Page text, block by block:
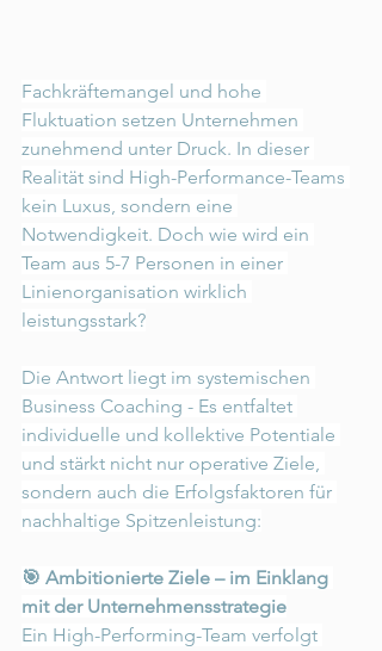
Fachkräftemangel und hohe
Fluktuation setzen Unternehmen
zunehmend unter Druck. In dieser
Realität sind High-Performance-Teams
kein Luxus, sondern eine
Notwendigkeit. Doch wie wird ein
Team aus 5-7 Personen in einer
Linienorganisation wirklich
leistungsstark?
Die Antwort liegt im systemischen
Business Coaching - Es entfaltet
individuelle und kollektive Potentiale
und stärkt nicht nur operative Ziele,
sondern auch die Erfolgsfaktoren für
nachhaltige Spitzenleistung:
🎯 Ambitionierte Ziele – im Einklang
mit der Unternehmensstrategie
Ein High-Performing-Team verfolgt